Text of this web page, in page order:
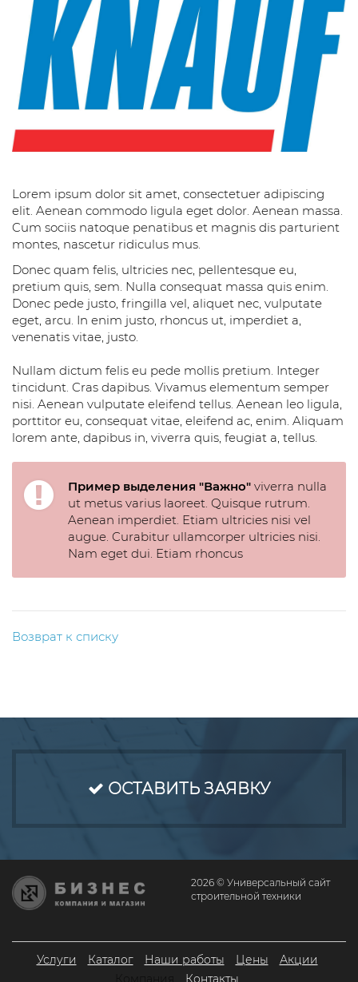
Lorem ipsum dolor sit amet, consectetuer adipiscing
elit. Aenean commodo ligula eget dolor. Aenean massa.
Cum sociis natoque penatibus et magnis dis parturient
montes, nascetur ridiculus mus.
Donec quam felis, ultricies nec, pellentesque eu,
pretium quis, sem. Nulla consequat massa quis enim.
Donec pede justo, fringilla vel, aliquet nec, vulputate
eget, arcu. In enim justo, rhoncus ut, imperdiet a,
venenatis vitae, justo.
Nullam dictum felis eu pede mollis pretium. Integer
tincidunt. Cras dapibus. Vivamus elementum semper
nisi. Aenean vulputate eleifend tellus. Aenean leo ligula,
porttitor eu, consequat vitae, eleifend ac, enim. Aliquam
lorem ante, dapibus in, viverra quis, feugiat a, tellus.
Пример выделения "Важно" viverra nulla
ut metus varius laoreet. Quisque rutrum.
Aenean imperdiet. Etiam ultricies nisi vel
augue. Curabitur ullamcorper ultricies nisi.
Nam eget dui. Etiam rhoncus
Возврат к списку
ОСТАВИТЬ ЗАЯВКУ
2026 © Универсальный сайт
строительной техники
Услуги Каталог Наши работы Цены
Акции
Контакты